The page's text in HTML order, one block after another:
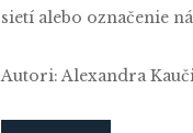
sietí alebo označenie
Autori: Alexandra